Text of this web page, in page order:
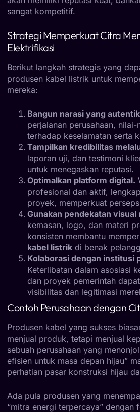
sangat kompetitif.
Strategi Memperkuat Citra
Elektrifikasi
Berikut langkah strategis yang
produsen kabel listrik untuk
mereka:
Bangun narasi yang
perjalanan perusahaan,
terhadap keselamatan serta
Tampilkan kredibilitas
laporan uji, dan testimoni
untuk menegaskan reputasi.
Optimalkan platform digital.
profesional dan aktif,
proyek, memperkuat
Gunakan pendekatan visual
kemasan, logo, dan materi
konsisten membantu
kabel listrik di benak
Kolaborasi dengan institusi
Keterlibatan dalam asosiasi
dan proyek pemerintah
visibilitas dan legitimasi
Contoh Perusahaan dengan
Produsen kabel yang sukses
menjual produk, tetapi menjual
sebuah perusahaan yang
efisien untuk masa depan hijau”
perhatian pasar konstruksi hijau
Ada pula produsen yang
“mitra energi terpercaya” dengan